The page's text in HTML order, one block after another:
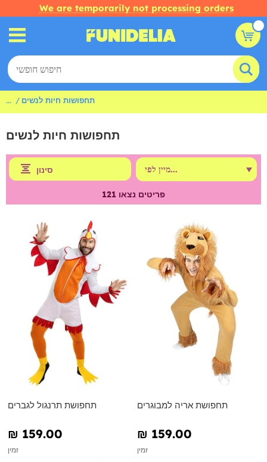
We are temporarily not processing orders
... תחפושות חיות לנשים
תחפושות חיות לנשים
סינון
121 פריטים נצאו
תחפושת תרנגול לגברים
₪‎ 159.00
זמין
תחפושת אריה למבוגרים
₪‎ 159.00
זמין